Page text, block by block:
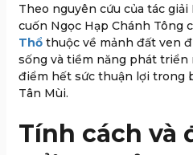
Theo nguyên cứu của tác
cuốn Ngọc Hạp Chánh Tông
Thổ thuộc về mảnh đất ven
sống và tiềm năng phát triển
điểm hết sức thuận lợi trong
Tân Mùi.
Tính cách và